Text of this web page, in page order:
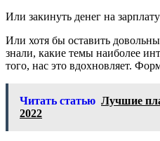
Или закинуть денег на
Или хотя бы оставить
знали, какие темы наиболее
того, нас это вдохновляет.
Читать статью Лучшие
2022